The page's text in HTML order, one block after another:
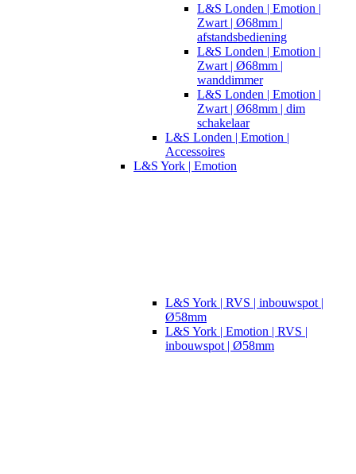
L&S Londen | Emotion |
Zwart | Ø68mm |
afstandsbediening
L&S Londen | Emotion |
Zwart | Ø68mm |
wanddimmer
L&S Londen | Emotion |
Zwart | Ø68mm | dim
schakelaar
L&S Londen | Emotion |
Accessoires
L&S York | Emotion
L&S York | RVS | inbouwspot |
Ø58mm
L&S York | Emotion | RVS |
inbouwspot | Ø58mm